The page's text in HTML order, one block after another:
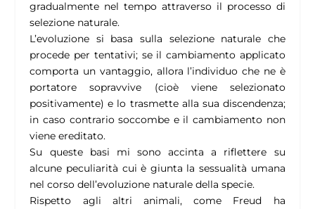
gradualmente nel tempo attraverso il processo di
selezione naturale.
L’evoluzione si basa sulla selezione naturale che
procede per tentativi; se il cambiamento applicato
comporta un vantaggio, allora l’individuo che ne è
portatore sopravvive (cioè viene selezionato
positivamente) e lo trasmette alla sua discendenza;
in caso contrario soccombe e il cambiamento non
viene ereditato.
Su queste basi mi sono accinta a riflettere su
alcune peculiarità cui è giunta la sessualità umana
nel corso dell’evoluzione naturale della specie.
Rispetto agli altri animali, come Freud ha